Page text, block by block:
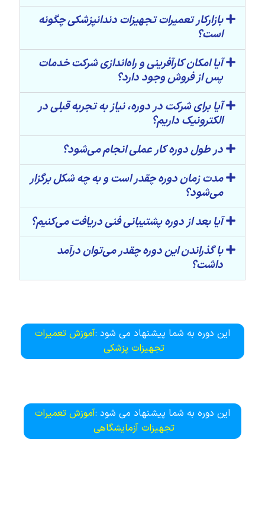
بازارکار تعمیرات تجهیزات دندانپزشکی چگونه
است؟
آیا امکان کارآفرینی و راه‌اندازی شرکت خدمات
پس از فروش وجود دارد؟
آیا برای شرکت در دوره، نیاز به تجربه قبلی در
الکترونیک داریم؟
در طول دوره کار عملی انجام می‌شود؟
مدت زمان دوره چقدر است و به چه شکل برگزار
می‌شود؟
آیا بعد از دوره پشتیبانی فنی دریافت می‌کنیم؟
با گذراندن این دوره چقدر می‌توان درآمد
داشت؟
این دوره به شما پیشنهاد می شود :آموزش تعمیرات
تجهیزات پزشکی
این دوره به شما پیشنهاد می شود :آموزش تعمیرات
تجهیزات آزمایشگاهی